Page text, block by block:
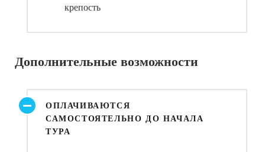
крепость
Дополнительные возможности
ОПЛАЧИВАЮТСЯ
САМОСТОЯТЕЛЬНО ДО НАЧАЛА
ТУРА